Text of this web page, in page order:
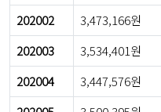
202002
3,473,166원
202003
3,534,401원
202004
3,447,576원